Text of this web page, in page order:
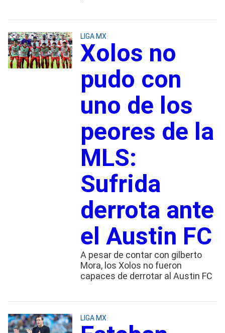
LIGA MX
Xolos no
pudo con
uno de los
peores de la
MLS:
Sufrida
derrota ante
el Austin FC
A pesar de contar con gilberto
Mora, los Xolos no fueron
capaces de derrotar al Austin FC
LIGA MX